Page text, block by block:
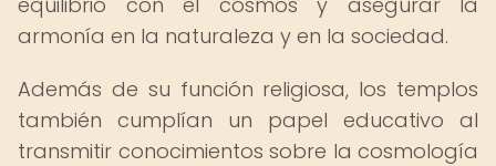
armonía en la naturaleza y en la sociedad.
Además de su función religiosa, los templos
también cumplían un papel educativo al
transmitir conocimientos sobre la cosmología